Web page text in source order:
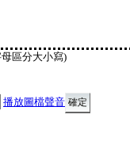
區分大小寫)
播放圖檔聲音